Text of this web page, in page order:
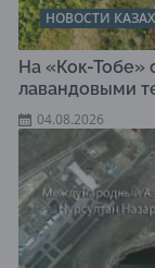
НОВОСТИ
На «Кок-Тобе»
лавандовыми
04.08.2026